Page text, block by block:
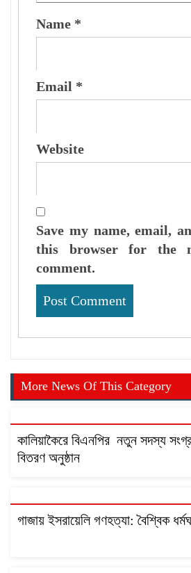
Name *
Email *
Website
Save my name, email,
this browser for the
comment.
More News Of This Category
কালিয়াকৈরে বিএনপির নতুন সদস্য
বিতরণ অনুষ্ঠান
গাজায় ইসরায়েলি গণহত্যা: বৈশ্বিক